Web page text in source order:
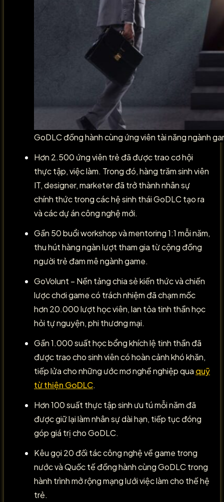
GoDLC đồng hành cùng ứng viên tài năng ngành
Hơn 2.500 ứng viên trẻ đã được trao cơ hội
thực tập, việc làm. Trong đó, hàng trăm sinh viên
IT, designer, marketer đã trở thành nhân sự
chính thức trong các hệ sinh thái GoDLC tạo ra
và các dự án công nghệ mới.
Gần 50 buổi workshop và mentoring 1:1 mỗi năm,
thu hút hàng ngàn lượt tham gia từ cộng đồng
người trẻ đam mê ngành game.
GoVolunt – Nền tảng chia sẻ kiến thức và chiến
lược chơi game có trách nhiệm đã chạm mốc
hơn 20.000 lượt học viên, lan tỏa tinh thần học
hỏi tự nguyện, phi thương mại.
Gần 1.000 suất học bổng khích lệ tinh thần đã
được trao cho sinh viên có hoàn cảnh khó khăn,
tiếp lửa cho những ước mơ nghề nghiệp qua quỹ
từ thiện GoDLC.
Hơn 100 suất thực tập sinh ưu tú mỗi năm đã
được giữ lại làm nhân sự dài hạn, tiếp tục đóng
góp giá trị cho GoDLC.
Kêu gọi 20 đối tác công nghệ về game trong
nước và Quốc tế đồng hành cùng GoDLC trong
hành trình mở rộng mạng lưới việc làm cho thế hệ
trẻ.